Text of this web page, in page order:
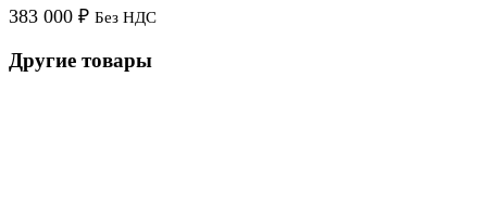
383 000 ₽ Без НДС
Другие товары